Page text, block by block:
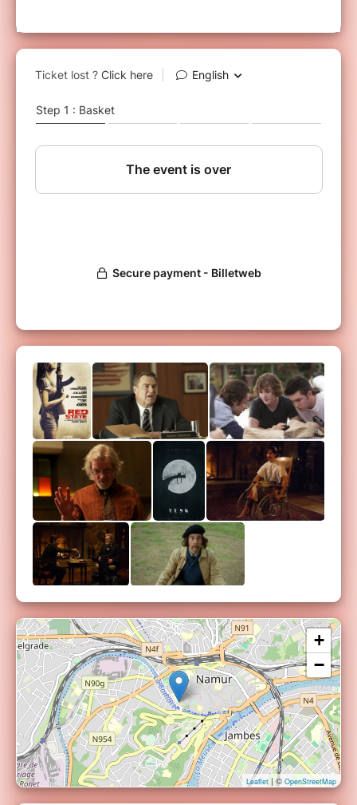
approche unique du récit, axé sur des
dialogues astucieux et des situations du
quotidien.
humour distinctif, son exploration de sujets
territoires inattendus, témoigne de son
influence durable sur le cinéma indépendant.
Sa connexion avec les fans à travers divers
médias, y compris les podcasts, renforce sa
(2011) et "Tusk" (2014), ont représenté des
marquant une incursion audacieuse dans le
de podcast, plonge dans le genre «body
horror», offrant une expérience
cinématographique unique, troublante et
dérangeante.
PROGRAMME
18h30:Ouverture des portes
19h00:Présentation + Red State
21h00: Présentation + Tusk
Red State
Résumé
Trois adolescents vivant dans le Midwest américain
répondent sur Internet à une annonce promettant des
relations sexuelles. Ils sont loin de se douter qu'ils vont
tomber entre les mains d'une secte d’extrémistes
religieux aux intentions macabres.
Cast
Michael Parks, John Goodman, Melissa Leo
Trailer
+
−
Leaflet | © OpenStreetMap